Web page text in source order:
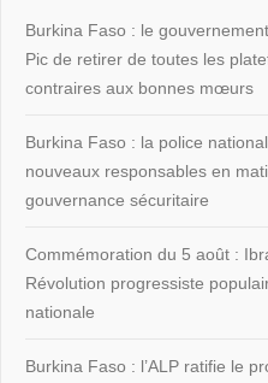
Burkina Faso : le
Pic de retirer de toutes les
contraires aux bonnes mœurs
Burkina Faso : la police
nouveaux responsables en
gouvernance sécuritaire
Commémoration du 5 août :
Révolution progressiste
nationale
Burkina Faso : l’ALP ratifie le